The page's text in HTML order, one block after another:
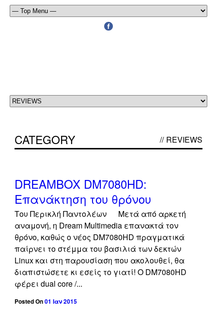
CATEGORY // REVIEWS
DREAMBOX DM7080HD:
Επανάκτηση του θρόνου
Του Περικλή Παντολέων Μετά από αρκετή
αναμονή, η Dream Multimedia επανακτά τον
θρόνο, καθώς ο νέος DM7080HD πραγματικά
παίρνει το στέμμα του βασιλιά των δεκτών
Linux και στη παρουσίαση που ακολουθεί, θα
διαπιστώσετε κι εσείς το γιατί! Ο DM7080HD
φέρει dual core /...
Posted On01 Ιαν 2015